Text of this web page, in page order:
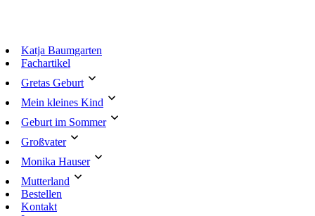
Katja Baumgarten
Fachartikel
Gretas Geburt
Mein kleines Kind
Geburt im Sommer
Großvater
Monika Hauser
Mutterland
Bestellen
Kontakt